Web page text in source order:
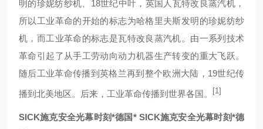
明的珍妮纺纱机 、18世纪中叶，英国人 瓦特改良蒸汽机 ，
所以工业革命的开始的标志为哈格里夫斯发明的珍妮纺纱
机，而工业革命的标志是瓦特改良蒸汽机。由一系列技术
革命引起了从手工劳动向动力机器生产转变的重大飞跃。
随后工业革命传播到英格兰再到整个欧洲大陆，19世纪传
播到北美地区。后来，工业革命传播到世界各国。 [1]
SICK施克安全光幕时刻*德国* SICK施克安全光幕时刻*德